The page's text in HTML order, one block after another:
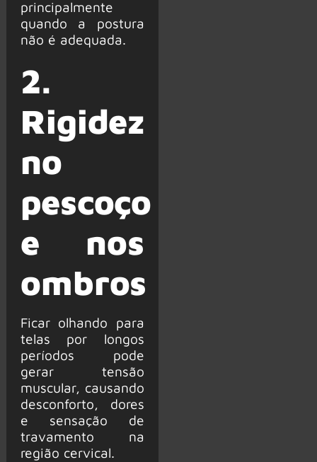
principalmente
quando a postura
não é adequada.
2.
Rigidez
no
pescoço
e nos
ombros
Ficar olhando para
telas por longos
períodos pode
gerar tensão
muscular, causando
desconforto, dores
e sensação de
travamento na
região cervical.